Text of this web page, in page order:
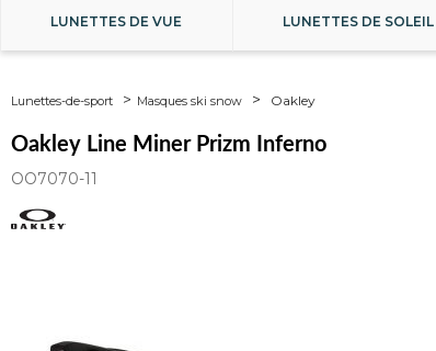
LUNETTES DE VUE LUNETTES DE SOLEIL
Lunettes-de-sport Masques ski snow Oakley
Oakley Line Miner Prizm Inferno
OO7070-11